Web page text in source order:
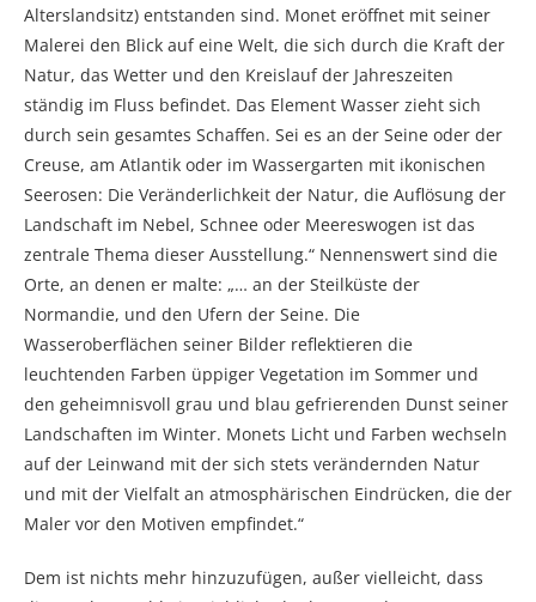
Alterslandsitz) entstanden sind. Monet eröffnet mit seiner
Malerei den Blick auf eine Welt, die sich durch die Kraft der
Natur, das Wetter und den Kreislauf der Jahreszeiten
ständig im Fluss befindet. Das Element Wasser zieht sich
durch sein gesamtes Schaffen. Sei es an der Seine oder der
Creuse, am Atlantik oder im Wassergarten mit ikonischen
Seerosen: Die Veränderlichkeit der Natur, die Auflösung der
Landschaft im Nebel, Schnee oder Meereswogen ist das
zentrale Thema dieser Ausstellung.“ Nennenswert sind die
Orte, an denen er malte: „… an der Steilküste der
Normandie, und den Ufern der Seine. Die
Wasseroberflächen seiner Bilder reflektieren die
leuchtenden Farben üppiger Vegetation im Sommer und
den geheimnisvoll grau und blau gefrierenden Dunst seiner
Landschaften im Winter. Monets Licht und Farben wechseln
auf der Leinwand mit der sich stets verändernden Natur
und mit der Vielfalt an atmosphärischen Eindrücken, die der
Maler vor den Motiven empfindet.“
Dem ist nichts mehr hinzuzufügen, außer vielleicht, dass